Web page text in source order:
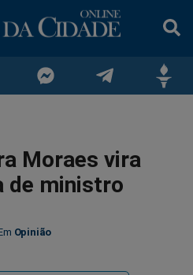
no
no
Moraes vira
de ministro
Opinião